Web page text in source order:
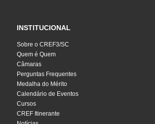
INSTITUCIONAL
Sobre o CREF3/SC
Quem é Quem
Câmaras
Perguntas Frequentes
Medalha do Mérito
Calendário de Eventos
Cursos
CREF Itinerante